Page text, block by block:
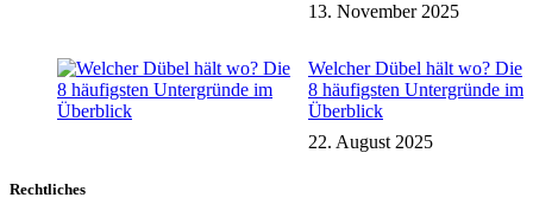
13. November 2025
Welcher Dübel hält wo? Die
8 häufigsten Untergründe im
Überblick
22. August 2025
Rechtliches